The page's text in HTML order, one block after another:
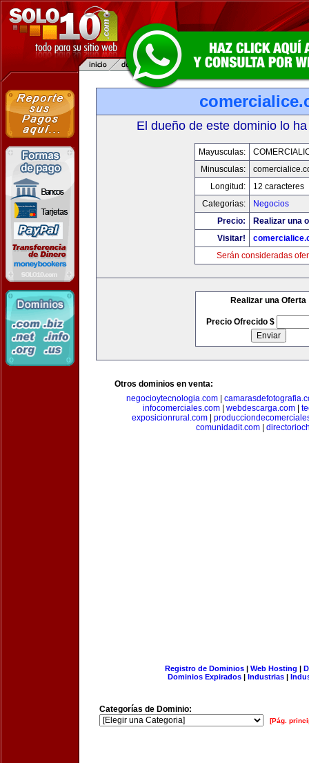
El dueño de este dominio lo
Mayusculas:
Minusculas:
Longitud:
12 caracteres
Categorias:
Negocios
Precio:
Realizar una
Visitar!
Serán consideradas
Realizar una Oferta
Precio Ofrecido $
Otros dominios en venta:
negocioytecnologia.com
infocomerciales.com| webdescarga.com|
exposicionrural.com
comunidadit.com|
Registro de Dominios| Web Hosting |
Dominios Expirados | Industrias |
Categorías de Dominio:
[Pág.